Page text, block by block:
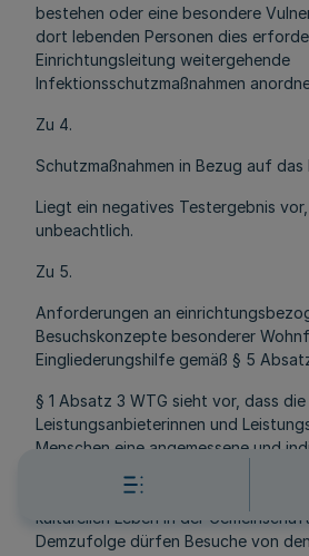
bestehen oder eine besondere
dort lebenden Personen dies
Einrichtungsleitung weitergehende
Infektionsschutzmaßnahmen
Zu 4.
Schutzmaßnahmen in Bezug auf das
Liegt ein negatives Testergebnis
unbeachtlich.
Zu 5.
Anforderungen an
Besuchskonzepte besonderer
Eingliederungshilfe gemäß § 5
§ 1 Absatz 3 WTG sieht vor, dass die
Leistungsanbieterinnen und
Menschen eine angemessene und
gleichberechtigte Teilhabe am
kulturellen Leben in der
Demzufolge dürfen Besuche von den